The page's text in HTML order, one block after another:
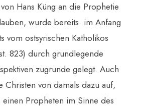
Hans Küng an die Prophetie
wurde bereits im Anfang
vom ostsyrischen Katholikos
823) durch grundlegende
zugrunde gelegt. Auch
von damals dazu auf,
einen Propheten im Sinne des